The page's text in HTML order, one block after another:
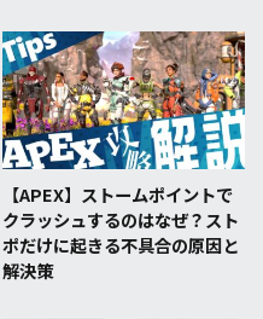
【APEX】ストームポイントで
クラッシュするのはなぜ？スト
ポだけに起きる不具合の原因と
解決策